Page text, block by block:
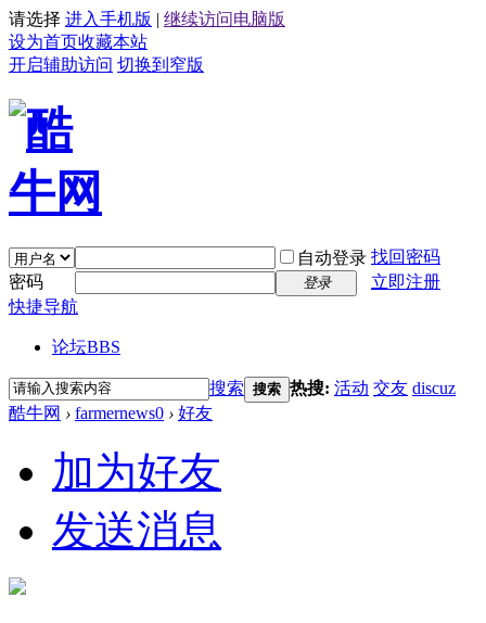
请选择 进入手机版 | 继续访问电脑版
设为首页收藏本站
开启辅助访问 切换到窄版
自动登录 找回密码
密码
登录
立即注册
快捷导航
论坛BBS
搜索 搜索 热搜: 活动 交友 discuz
酷牛网 › farmernews0 › 好友
加为好友
发送消息